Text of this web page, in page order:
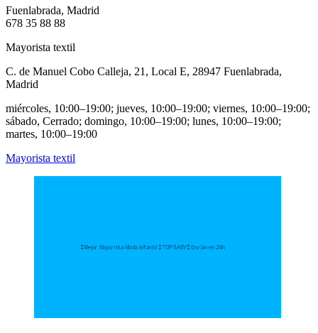
Fuenlabrada, Madrid
678 35 88 88
Mayorista textil
C. de Manuel Cobo Calleja, 21, Local E, 28947 Fuenlabrada,
Madrid
miércoles, 10:00–19:00; jueves, 10:00–19:00; viernes, 10:00–19:00;
sábado, Cerrado; domingo, 10:00–19:00; lunes, 10:00–19:00;
martes, 10:00–19:00
Mayorista textil